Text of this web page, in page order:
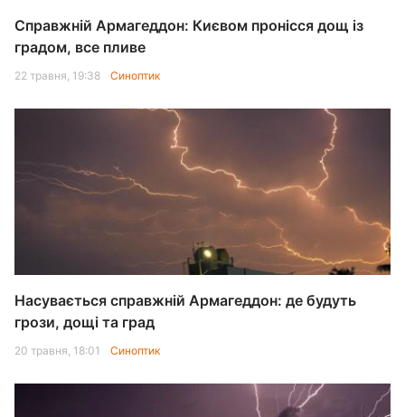
Справжній Армагеддон: Києвом пронісся дощ із
градом, все пливе
22 травня, 19:38 Синоптик
Насувається справжній Армагеддон: де будуть
грози, дощі та град
20 травня, 18:01 Синоптик